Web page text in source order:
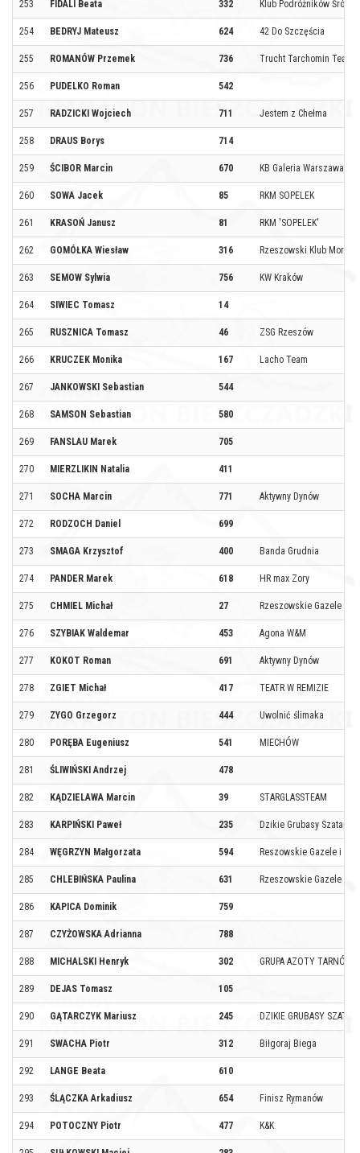
253 FIDALI Beata 332 Klub Podróżników
254 BEDRYJ Mateusz 624 42 Do Szczęścia
255 ROMANÓW Przemek 736 Trucht Tarchomin Team
256 PUDELKO Roman 542
257 RADZICKI Wojciech 711 Jestem z Chełma
258 DRAUS Borys 714
259 ŚCIBOR Marcin 670 KB Galeria Warszawa
260 SOWA Jacek 85 RKM SOPELEK
261 KRASOŃ Janusz 81 RKM 'SOPELEK'
262 GOMÓŁKA Wiesław 316 Rzeszowski Klub
263 SEMOW Sylwia 756 KW Kraków
264 SIWIEC Tomasz 14
265 RUSZNICA Tomasz 46 ZSG Rzeszów
266 KRUCZEK Monika 167 Lacho Team
267 JANKOWSKI Sebastian 544
268 SAMSON Sebastian 580
269 FANSLAU Marek 705
270 MIERZLIKIN Natalia 411
271 SOCHA Marcin 771 Aktywny Dynów
272 RODZOCH Daniel 699
273 SMAGA Krzysztof 400 Banda Grudnia
274 PANDER Marek 618 HR max Zory
275 CHMIEL Michał 27 Rzeszowskie Gazele i
276 SZYBIAK Waldemar 453 Agona W&M
277 KOKOT Roman 691 Aktywny Dynów
278 ZGIET Michał 417 TEATR W REMIZIE
279 ZYGO Grzegorz 444 Uwolnić ślimaka
280 PORĘBA Eugeniusz 541 MIECHÓW
281 ŚLIWIŃSKI Andrzej 478
282 KĄDZIELAWA Marcin 39 STARGLASSTEAM
283 KARPIŃSKI Paweł 235 Dzikie Grubasy Szatana
284 WĘGRZYN Małgorzata 594 Reszowskie Gazele i
285 CHLEBIŃSKA Paulina 631 Rzeszowskie Gazele i
286 KAPICA Dominik 759
287 CZYŻOWSKA Adrianna 788
288 MICHALSKI Henryk 302 GRUPA AZOTY TARNÓW
289 DEJAS Tomasz 105
290 GĄTARCZYK Mariusz 245 DZIKIE GRUBASY
291 SWACHA Piotr 312 Biłgoraj Biega
292 LANGE Beata 610
293 ŚLĄCZKA Arkadiusz 654 Finisz Rymanów
294 POTOCZNY Piotr 477 K&K